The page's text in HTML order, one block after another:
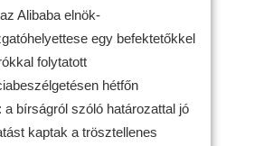
Alibaba elnök-
egy befektetőkkel
folytatott
hétfőn
a bírságról szóló határozattal jó
kaptak a trösztellenes